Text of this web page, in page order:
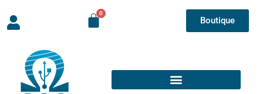
Boutique